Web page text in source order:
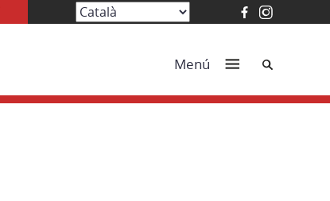
Menú Cerca